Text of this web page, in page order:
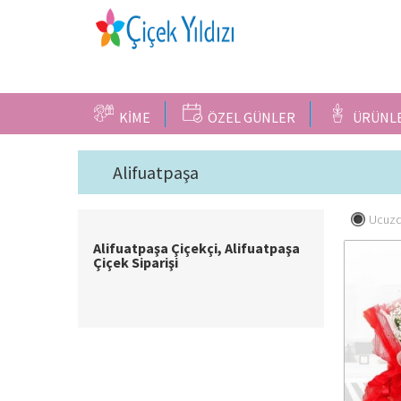
KİME ÖZEL GÜNLER
Alifuatpaşa
Alifuatpaşa Çiçekçi, Alifuatpaşa
Çiçek Siparişi